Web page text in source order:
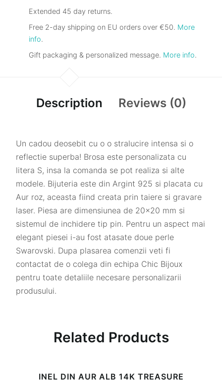
Extended 45 day returns.
Free 2-day shipping on EU orders over €50. More
info.
Gift packaging & personalized message. More info.
Description Reviews (0)
Un cadou deosebit cu o o stralucire intensa si o
reflectie superba! Brosa este personalizata cu
litera S, insa la comanda se pot realiza si alte
modele. Bijuteria este din Argint 925 si placata cu
Aur roz, aceasta fiind creata prin taiere si gravare
laser. Piesa are dimensiunea de 20×20 mm si
sistemul de inchidere tip pin. Pentru un aspect mai
elegant piesei i-au fost atasate doue perle
Swarovski. Dupa plasarea comenzii veti fi
contactat de o colega din echipa Chic Bijoux
pentru toate detaliile necesare personalizarii
produsului.
Related Products
INEL DIN AUR ALB 14K TREASURE